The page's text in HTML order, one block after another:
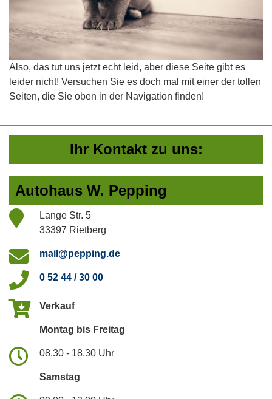
Also, das tut uns jetzt echt leid, aber diese Seite gibt es
leider nicht! Versuchen Sie es doch mal mit einer der tollen
Seiten, die Sie oben in der Navigation finden!
Ihr Kontakt zu uns:
Autohaus W. Pepping
Lange Str. 5
33397 Rietberg
mail@pepping.de
0 52 44 / 30 00
Verkauf
Montag bis Freitag
08.30 - 18.30 Uhr
Samstag